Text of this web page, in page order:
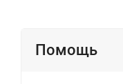
Помощь